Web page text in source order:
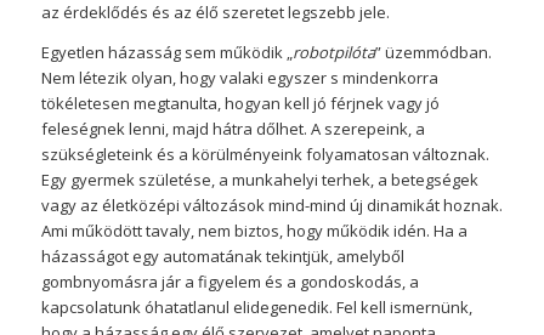
az érdeklődés és az élő szeretet legszebb jele.
Egyetlen házasság sem működik „ robotpilóta” üzemmódban.
Nem létezik olyan, hogy valaki egyszer s mindenkorra
tökéletesen megtanulta, hogyan kell jó férjnek vagy jó
feleségnek lenni, majd hátra dőlhet. A szerepeink, a
szükségleteink és a körülményeink folyamatosan változnak.
Egy gyermek születése, a munkahelyi terhek, a betegségek
vagy az életközépi változások mind-mind új dinamikát hoznak.
Ami működött tavaly, nem biztos, hogy működik idén. Ha a
házasságot egy automatának tekintjük, amelyből
gombnyomásra jár a figyelem és a gondoskodás, a
kapcsolatunk óhatatlanul elidegenedik. Fel kell ismernünk,